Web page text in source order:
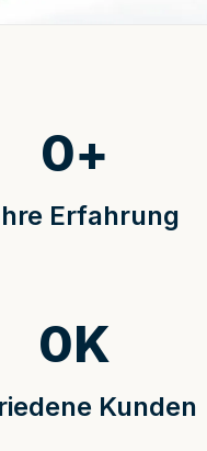
Erfahrung
0+
Kunden
0K